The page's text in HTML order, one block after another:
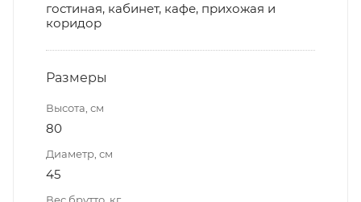
гостиная, кабинет, кафе, прихожая и
коридор
Размеры
Высота, см
80
Диаметр, см
45